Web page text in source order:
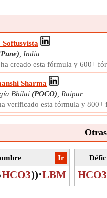
Softusvista
India
creado esta fórmula y 600+
Sharma
Bhilai (POCO)
Raipur
verificado esta fórmula y 800+
​Ir
HCO3))⋅LBM